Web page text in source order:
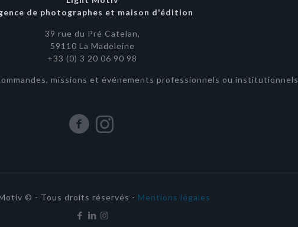
de photographes et maison d'édition
39 rue du Pré Catelan,
59110 La Madeleine
+33 (0) 3 20 06 90 98
missions et événements professionnels ou institutionnels
© - Tous droits réservés - Mentions légales